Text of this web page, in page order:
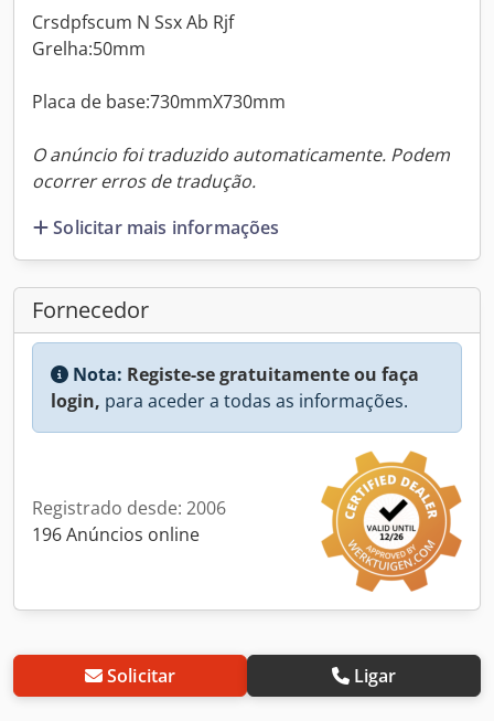
Crsdpfscum N Ssx Ab Rjf
Grelha:50mm
Placa de base:730mmX730mm
O anúncio foi traduzido automaticamente. Podem
ocorrer erros de tradução.
Solicitar mais informações
Fornecedor
Nota: Registe-se gratuitamente ou faça
login, para aceder a todas as informações.
Registrado desde: 2006
196 Anúncios online
Solicitar Ligar